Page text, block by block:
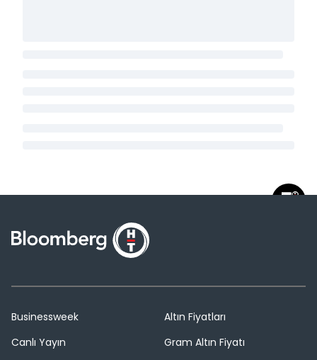
Businessweek
Canlı Yayın
Altın Fiyatları
Gram Altın Fiyatı